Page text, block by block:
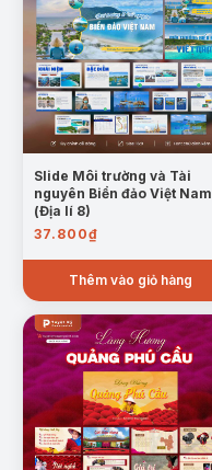
Slide Môi trường và Tài
nguyên Biển đảo Việt Nam
(Địa lí 8)
37.800₫
Thêm vào giỏ hàng